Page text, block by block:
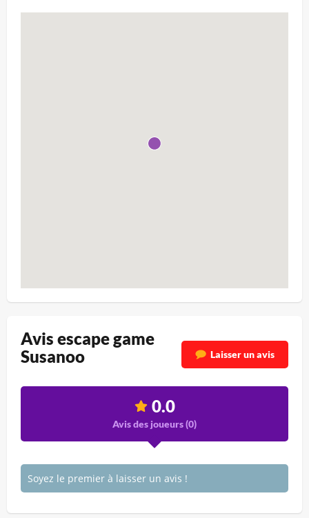
Avis escape game
Susanoo
Laisser un avis
0.0
Avis des joueurs (0)
Soyez le premier à laisser un avis !